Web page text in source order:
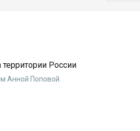
России
Анной Поповой.